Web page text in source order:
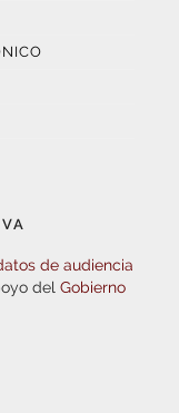
de audiencia
del Gobierno